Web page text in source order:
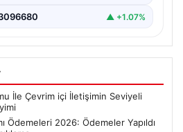
▲ +1.07%
İle Çevrim içi İletişimin Seviyeli
Ödemeleri 2026: Ödemeler Yapıldı